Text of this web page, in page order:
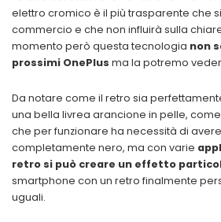
elettro cromico è il più trasparente che
commercio e che non influirà sulla
momento però questa tecnologia non
prossimi OnePlus ma la potremo
Da notare come il retro sia
una bella livrea arancione in pelle,
che per funzionare ha necessità di
completamente nero, ma con varie
retro si può creare un effetto
smartphone con un retro finalmente
uguali.